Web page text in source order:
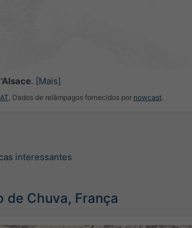
. [Mais]
. Dados de relâmpagos fornecidos por nowcast.
interessantes
de Chuva, França